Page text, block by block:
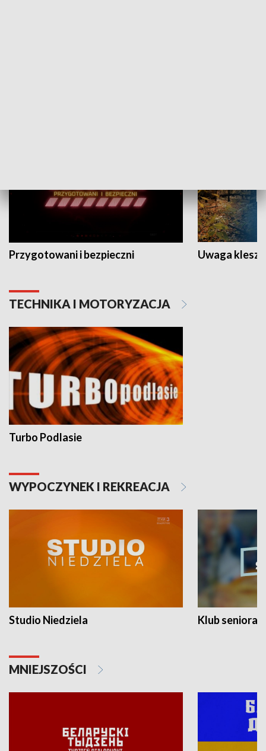
Przygotowani i bezpieczni Uwaga
TECHNIKA I MOTORYZACJA
Turbo Podlasie
WYPOCZYNEK I REKREACJA
Studio Niedziela Klub seniora
MNIEJSZOŚCI